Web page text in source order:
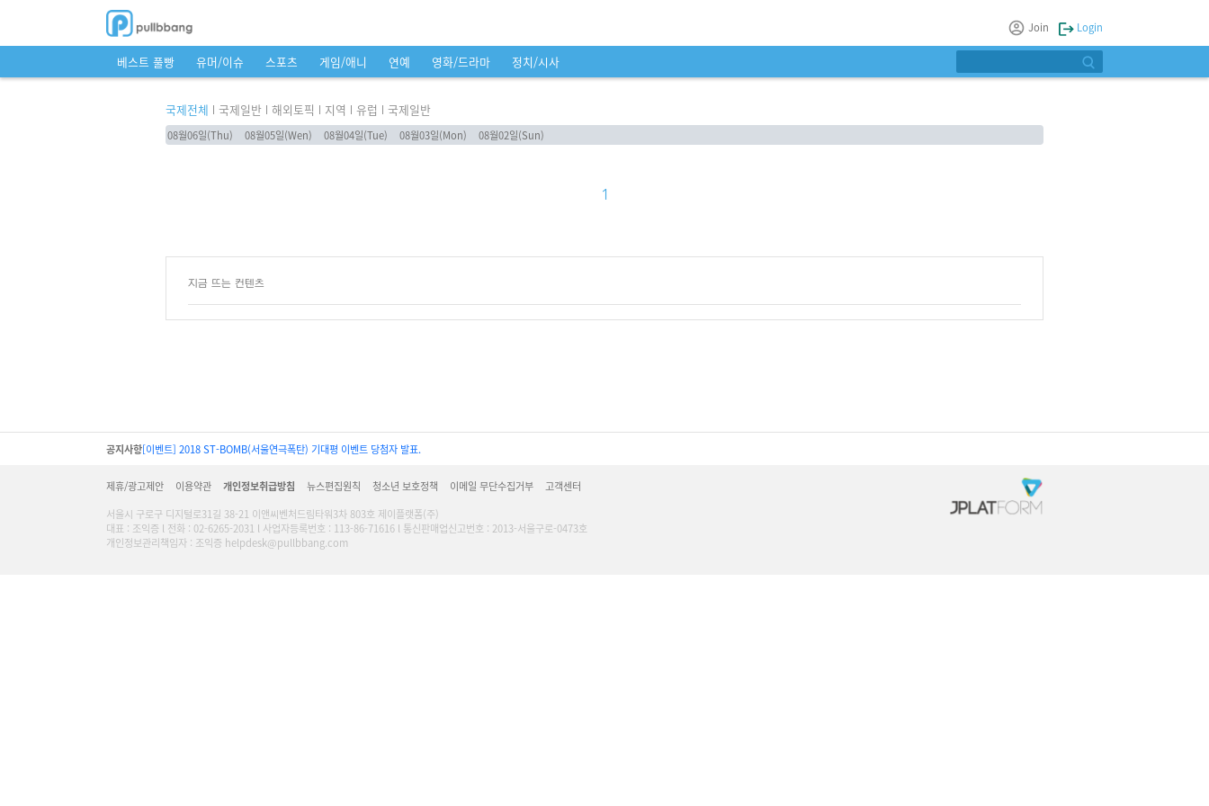
Join Login
베스트 풀빵 유머/이슈 스포츠 게임/애니 연예 영화/드라마 정치/시사
국제전체 국제일반 해외토픽 지역 유럽 국제일반
08월06일(Thu) 08월05일(Wen) 08월04일(Tue) 08월03일(Mon) 08월02일(Sun)
1
지금 뜨는 컨텐츠
공지사항[이벤트] 2018 ST-BOMB(서울연극폭탄) 기대평 이벤트 당첨자 발표.
제휴/광고제안 이용약관 개인정보취급방침 뉴스편집원칙 청소년 보호정책 이메일 무단수집거부
고객센터
서울시 구로구 디지털로31길 38-21 이앤씨벤처드림타워3차 803호 제이플랫폼(주)
대표 : 조익증 l 전화 : 02-6265-2031 l 사업자등록번호 : 113-86-71616 l 통신판매업신고번호 : 2013-서울구로-0473호
개인정보관리책임자 : 조익증 helpdesk@pullbbang.com